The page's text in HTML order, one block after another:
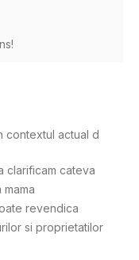
contextul actual d
clarificam cateva
revendica
si proprietatilor